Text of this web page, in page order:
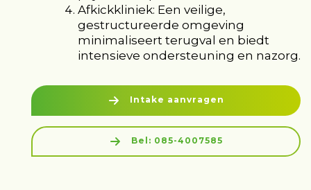
Afkickkliniek: Een veilige,
gestructureerde omgeving
minimaliseert terugval en biedt
intensieve ondersteuning en nazorg.
Intake aanvragen
Bel: 085-4007585